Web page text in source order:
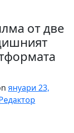
от две
януари 23,